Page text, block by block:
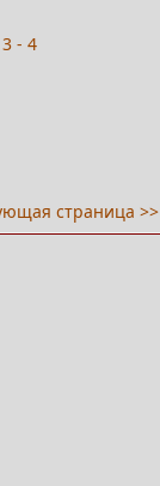
- 4
страница >>